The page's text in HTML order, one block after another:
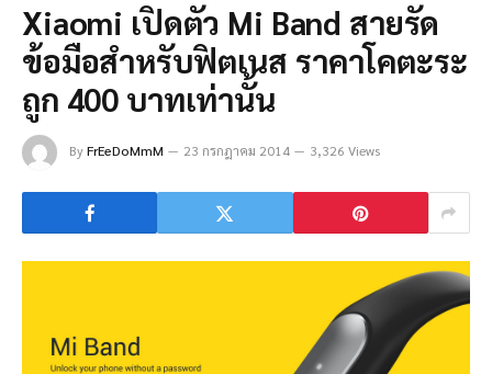
Xiaomi เปิดตัว Mi Band สายรัด
ข้อมือสำหรับฟิตเนส ราคาโคตะระ
ถูก 400 บาทเท่านั้น
ByFrEeDoMmM 23 กรกฎาคม 2014 3,326 Views